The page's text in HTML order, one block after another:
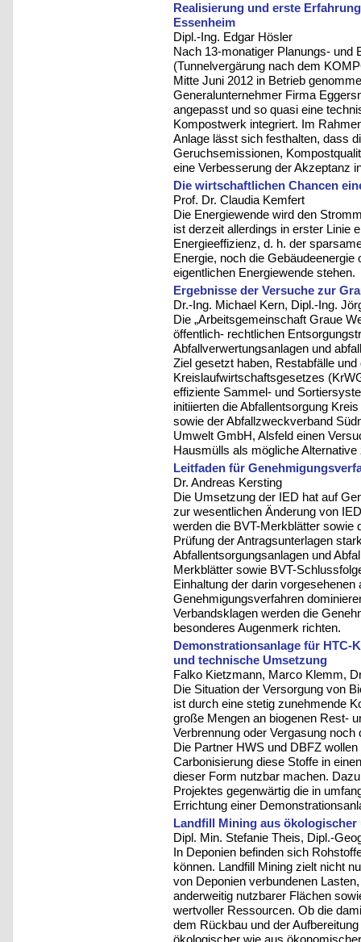
Realisierung und erste
Essenheim
Dipl.-Ing. Edgar Hösler
Nach 13-monatiger Planungs- und
(Tunnelvergärung nach dem
Mitte Juni 2012 in Betrieb
Generalunternehmer Firma
angepasst und so quasi eine
Kompostwerk integriert. Im
Anlage lässt sich festhalten, dass
Geruchsemissionen,
eine Verbesserung der Akzeptanz
Die wirtschaftlichen Chancen
Prof. Dr. Claudia Kemfert
Die Energiewende wird den
ist derzeit allerdings in erster Linie
Energieeffizienz, d. h. der
Energie, noch die
eigentlichen Energiewende stehen.
Ergebnisse der Versuche zur
Dr.-Ing. Michael Kern, Dipl.-Ing.
Die „Arbeitsgemeinschaft Graue
öffentlich- rechtlichen
Abfallverwertungsanlagen und
Ziel gesetzt haben, Restabfälle
Kreislaufwirtschaftsgesetzes
effiziente Sammel- und
initiierten die Abfallentsorgung
sowie der Abfallzweckverband
Umwelt GmbH, Alsfeld einen
Hausmülls als mögliche
Leitfaden für
Dr. Andreas Kersting
Die Umsetzung der IED hat auf
zur wesentlichen Änderung von
werden die BVT-Merkblätter sowie
Prüfung der Antragsunterlagen
Abfallentsorgungsanlagen und
Merkblätter sowie BVT-
Einhaltung der darin
Genehmigungsverfahren
Verbandsklagen werden die
besonderes Augenmerk richten.
Demonstrationsanlage für HTC-
und technische Umsetzung
Falko Kietzmann, Marco Klemm,
Die Situation der Versorgung von
ist durch eine stetig zunehmende
große Mengen an biogenen Rest-
Verbrennung oder Vergasung
Die Partner HWS und DBFZ
Carbonisierung diese Stoffe in
dieser Form nutzbar machen.
Projektes gegenwärtig die in
Errichtung einer
Landfill Mining aus
Dipl. Min. Stefanie Theis, Dipl.-
In Deponien befinden sich
können. Landfill Mining zielt nicht
von Deponien verbundenen
anderweitig nutzbarer Flächen
wertvoller Ressourcen. Ob die
dem Rückbau und der